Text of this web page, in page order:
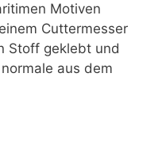
Motiven
Cuttermesser
Stoff geklebt und
aus dem